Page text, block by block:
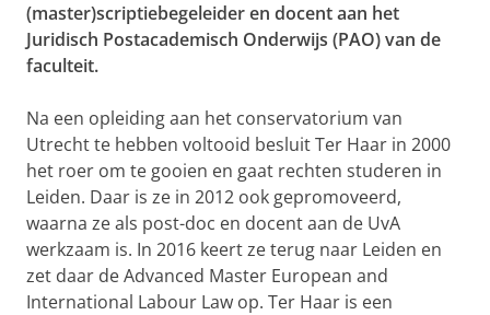
(master)scriptiebegeleider en docent aan het
Juridisch Postacademisch Onderwijs (PAO) van de
faculteit.
Na een opleiding aan het conservatorium van
Utrecht te hebben voltooid besluit Ter Haar in 2000
het roer om te gooien en gaat rechten studeren in
Leiden. Daar is ze in 2012 ook gepromoveerd,
waarna ze als post-doc en docent aan de UvA
werkzaam is. In 2016 keert ze terug naar Leiden en
zet daar de Advanced Master European and
International Labour Law op. Ter Haar is een